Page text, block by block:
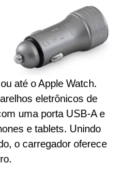
até o Apple Watch.
eletrônicos de
uma porta USB-A e
e tablets. Unindo
o carregador oferece